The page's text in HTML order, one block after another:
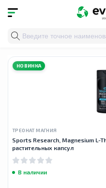
Главная
НОВИНКА
ТРЕОНАТ МАГНИЯ
Sports Research, Magnesium L-
растительных капсул
В наличии